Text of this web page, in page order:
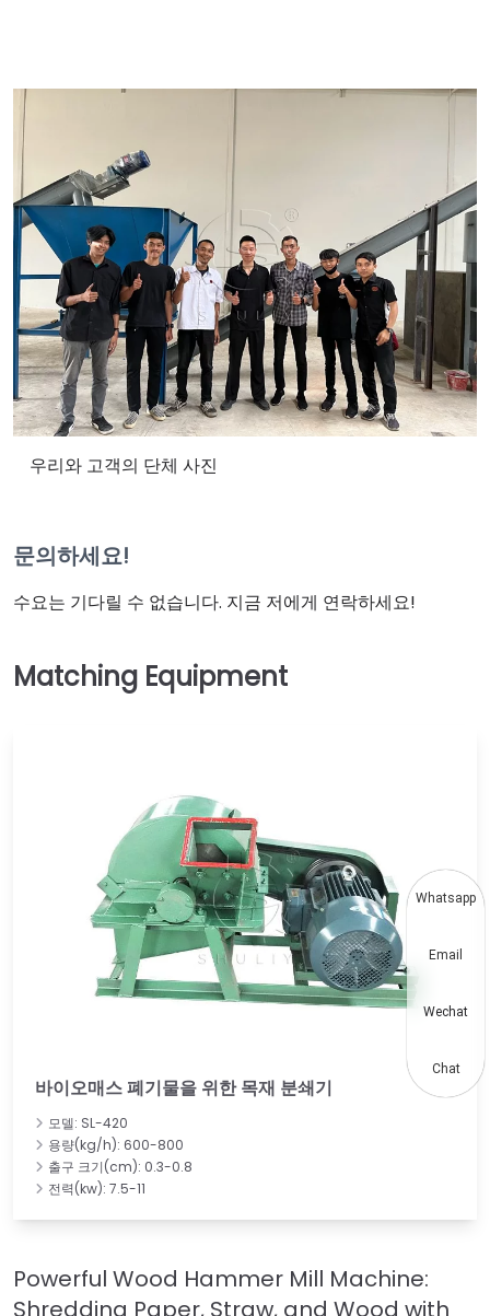
우리와 고객의 단체 사진
문의하세요!
수요는 기다릴 수 없습니다. 지금 저에게 연락하세요!
바이오매스 폐기물을 위한 목재 분쇄기
모델: SL-420
용량(kg/h): 600-800
출구 크기(cm): 0.3-0.8
전력(kw): 7.5-11
Whatsapp
Email
Wechat
Chat